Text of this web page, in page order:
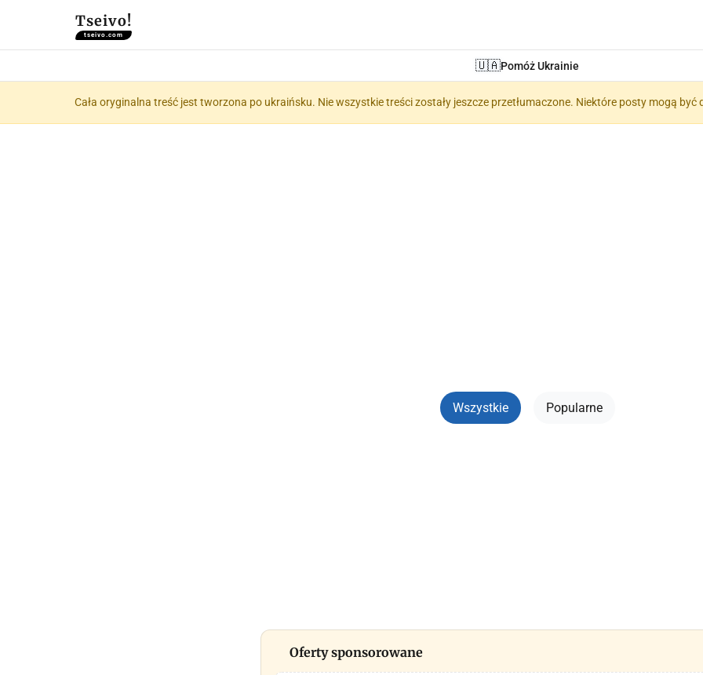
Tseivo!
tseivo.com
🇺🇦Pomóż Ukrainie
Cała oryginalna treść jest tworzona po ukraińsku. Nie wszystkie treści zostały jeszcze przetłumaczone. Niektóre posty mogą
Wszystkie Popularne
Oferty sponsorowane